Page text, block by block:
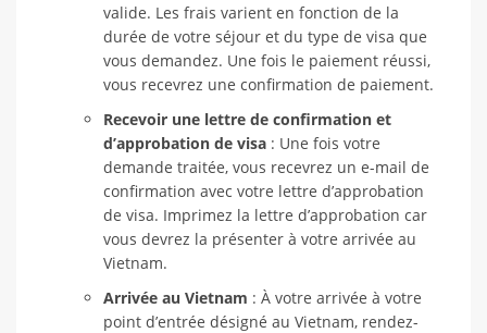
valide. Les frais varient en fonction de la
durée de votre séjour et du type de visa que
vous demandez. Une fois le paiement réussi,
vous recevrez une confirmation de paiement.
Recevoir une lettre de confirmation et
d’approbation de visa : Une fois votre
demande traitée, vous recevrez un e-mail de
confirmation avec votre lettre d’approbation
de visa. Imprimez la lettre d’approbation car
vous devrez la présenter à votre arrivée au
Vietnam.
Arrivée au Vietnam : À votre arrivée à votre
point d’entrée désigné au Vietnam, rendez-